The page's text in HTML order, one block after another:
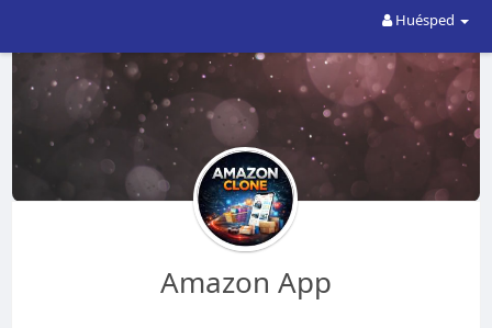
Huésped
Amazon App